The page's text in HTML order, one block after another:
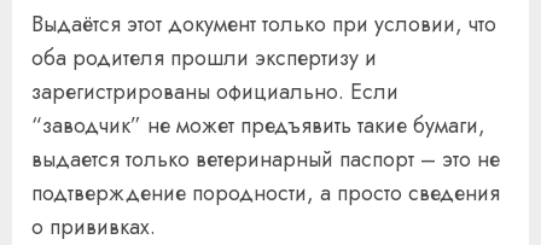
Выдаётся этот документ только при условии, что
оба родителя прошли экспертизу и
зарегистрированы официально. Если
“заводчик” не может предъявить такие бумаги,
выдается только ветеринарный паспорт – это не
подтверждение породности, а просто сведения
о прививках.